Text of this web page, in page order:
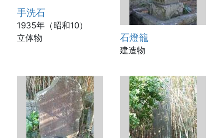
手洗石
1935年（昭和10）
立体物
石燈籠
建造物